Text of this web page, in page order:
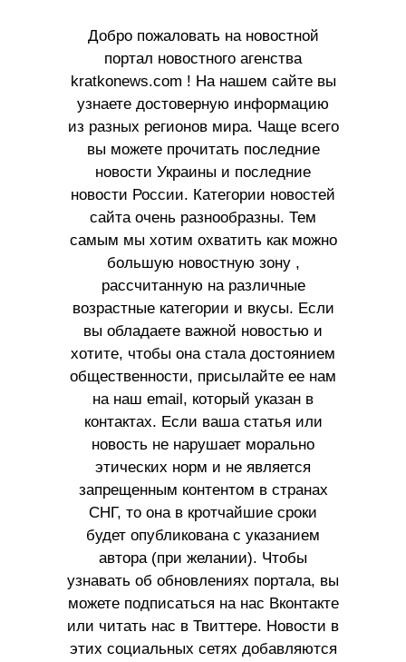
Добро пожаловать на новостной
портал новостного агенства
kratkonews.com ! На нашем сайте вы
узнаете достоверную информацию
из разных регионов мира. Чаще всего
вы можете прочитать последние
новости Украины и последние
новости России. Категории новостей
сайта очень разнообразны. Тем
самым мы хотим охватить как можно
большую новостную зону ,
рассчитанную на различные
возрастные категории и вкусы. Если
вы обладаете важной новостью и
хотите, чтобы она стала достоянием
общественности, присылайте ее нам
на наш email, который указан в
контактах. Если ваша статья или
новость не нарушает морально
этических норм и не является
запрещенным контентом в странах
СНГ, то она в кротчайшие сроки
будет опубликована с указанием
автора (при желании). Чтобы
узнавать об обновлениях портала, вы
можете подписаться на нас Вконтакте
или читать нас в Твиттере. Новости в
этих социальных сетях добавляются